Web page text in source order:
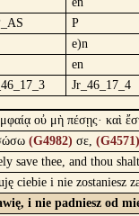
P
e)n
en
Jr_46_17_4
οὐ μὴ πέσῃς· καὶ
(G4982) σε, (G4571)
save thee, and thou
ciebie i nie
i nie padniesz od